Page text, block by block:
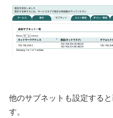
他のサブネットも設定する
す。